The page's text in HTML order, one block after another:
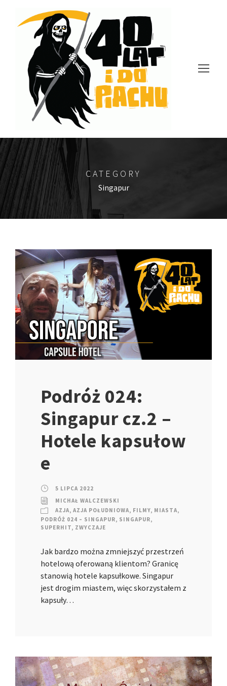
CATEGORY
Singapur
Podróż 024:
Singapur cz.2 –
Hotele kapsułow
e
5 LIPCA 2022
MICHAŁ WALCZEWSKI
AZJA, AZJA POŁUDNIOWA, FILMY, MIASTA,
PODRÓŻ 024 – SINGAPUR, SINGAPUR,
SUPERHIT, ZWYCZAJE
Jak bardzo można zmniejszyć przestrzeń
hotelową oferowaną klientom? Granicę
stanowią hotele kapsułkowe. Singapur
jest drogim miastem, więc skorzystałem z
kapsuły…